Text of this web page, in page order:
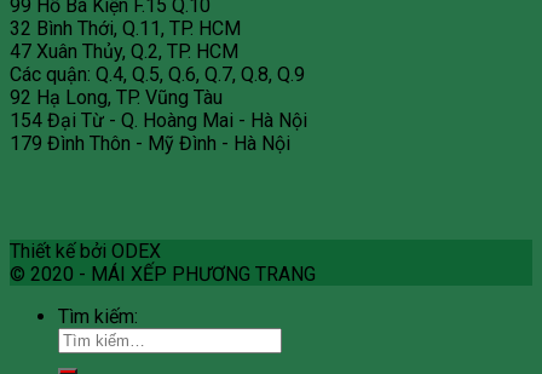
99 Hồ Bá Kiện F.15 Q.10
32 Bình Thới, Q.11, TP. HCM
47 Xuân Thủy, Q.2, TP. HCM
Các quận: Q.4, Q.5, Q.6, Q.7, Q.8, Q.9
92 Hạ Long, TP. Vũng Tàu
154 Đại Từ - Q. Hoàng Mai - Hà Nội
179 Đình Thôn - Mỹ Đình - Hà Nội
Thiết kế bởi ODEX
© 2020 - MÁI XẾP PHƯƠNG TRANG
Tìm kiếm: